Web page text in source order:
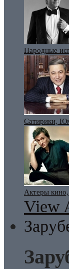
Народные
Сатирики,
Актеры кино,
View